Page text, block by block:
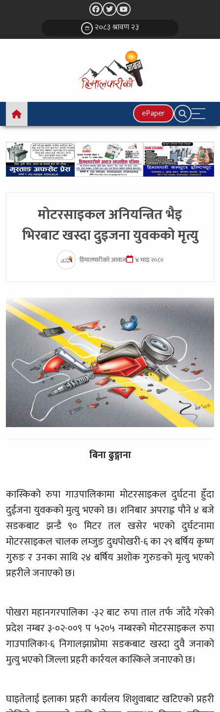
२०८३ श्रावण २३
ePaper
मोटरसाइकल अनियन्त्रित भैइ
भिरबाट खस्दा दुइजना युवकको मृत्यु
हिमालपारीको आवाज ४ भाद्र २०८०
बिना ढुङ्गाना
कास्किको रुपा गाउपालिकामा मोटरसाइकल दुर्घटना हुँदा
दुईजना युवकको मुत्यु भएको छ। शनिबार अपराह्न पौने ४ बजे
सडकबाट झन्डै ९० मिटर तल खसेर भएको दुर्घटनामा
मोटरसाइकल चालक लम्जुङ दुधपोखरी-६ का २९ बर्षिय कृष्ण
गुरुङ र उनका साथि २४ बर्षिय अशोक गुरुङको मृत्यु भएको
प्रहरीले जनाएको छ।
पोखरा महानगरपालिका -३२ बाट रुपा ताल तर्फ जाँदै गरेको
प्रदेश नम्बर ३-०२-००९ प ५२०५ नम्बरको मोटरसाइकल रुपा
गाउपालिका-६ निगालझाप्रोमा सडकबाट खस्दा दुवै जनाको
मुत्यु भएको जिल्ला प्रहरी कार्रयल कास्किले जनाएको छ।
घाइतेलाई इलाका प्रहरी कार्यलय शिशुवाबाट खटिएको प्रहरी